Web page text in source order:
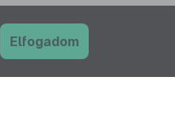
Elfogadom